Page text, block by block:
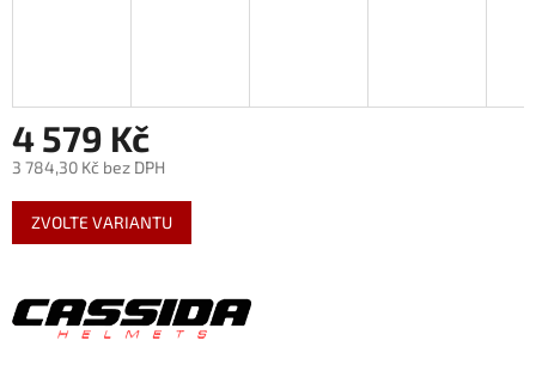
4 579 Kč
3 784,30 Kč bez DPH
Měrná
cena:
ZVOLTE VARIANTU